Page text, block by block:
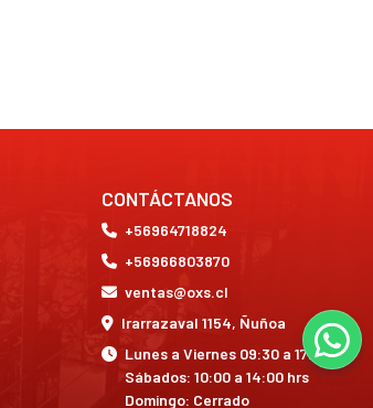
CONTÁCTANOS
+56964718824
+56966803870
ventas@oxs.cl
Irarrazaval 1154, Ñuñoa
Lunes a Viernes 09:30 a 17:30 hrs
Sábados: 10:00 a 14:00 hrs
Domingo: Cerrado